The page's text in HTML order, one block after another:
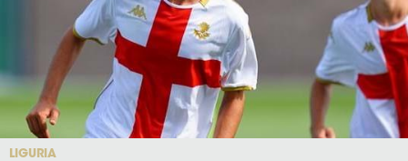
Paralimpico
Women
Serie
B
Femminile
LIGURIA